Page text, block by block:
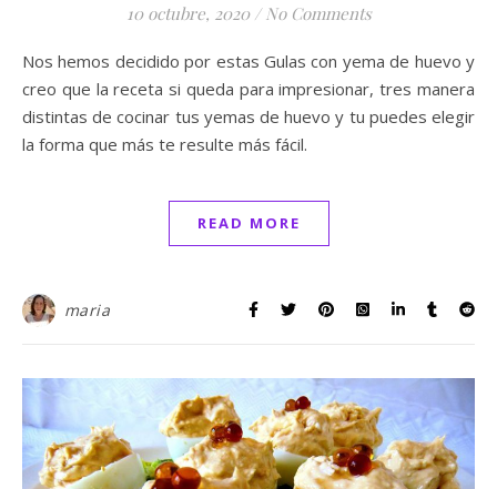
10 octubre, 2020 / No Comments
Nos hemos decidido por estas Gulas con yema de huevo y
creo que la receta si queda para impresionar, tres manera
distintas de cocinar tus yemas de huevo y tu puedes elegir
la forma que más te resulte más fácil.
READ MORE
maria